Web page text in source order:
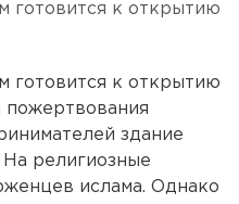
готовится к открытию
готовится к открытию
пожертвования
здание
религиозные
ислама. Однако